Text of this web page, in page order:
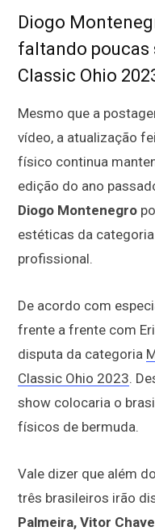
Diogo
faltando poucas
Classic Ohio
Mesmo que a
vídeo, a atualização
físico continua
edição do ano
Diogo Montenegro
estéticas da categoria
profissional.
De acordo com
frente a frente com
disputa da categoria
Classic Ohio 2023.
show colocaria o
físicos de bermuda.
Vale dizer que além
três brasileiros irão
Palmeira, Vitor